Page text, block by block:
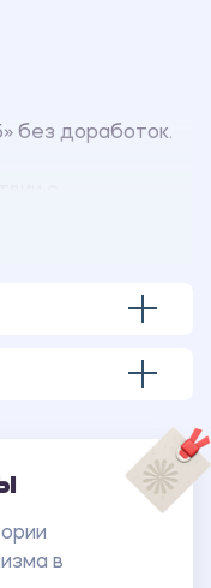
без доработок.
заведения.
в